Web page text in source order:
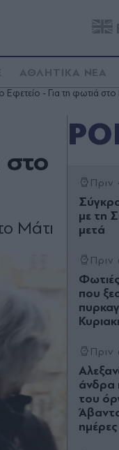
ΑΘΛΗΤΙΚΑ ΝΕΑ
- Για τη φωτιά στο
Μάτι
Πριν
με τη
μετά
Πριν
που
Πριν
άνδρα
του
Άβαντα
ημέρες